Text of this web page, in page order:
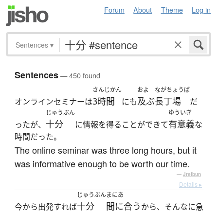
Forum About Theme Log in
Sentences ▾
Sentences— 450 found
オンラインセミナーは
さんじかん
3時間 にも
およ
及ぶ
ながちょうば
長丁場 だ
ったが、
じゅうぶん
十分 に情報を得ることができて
ゆういぎ
有意義な
時間だった。
The online seminar was three long hours, but it
was informative enough to be worth our time.
— Jreibun
Details ▸
今から出発すれば
じゅうぶん
十分
まにあ
間に合うから、そんなに急